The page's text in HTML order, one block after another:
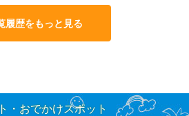
履歴をもっと見る
・おでかけスポット